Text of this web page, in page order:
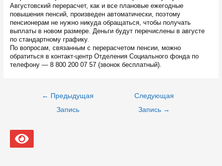
Августовский перерасчет, как и все плановые ежегодные
повышения пенсий, произведен автоматически, поэтому
пенсионерам не нужно никуда обращаться, чтобы получать
выплаты в новом размере. Деньги будут перечислены в августе
по стандартному графику.
По вопросам, связанным с перерасчетом пенсии, можно
обратиться в контакт-центр Отделения Социального фонда по
телефону — 8 800 200 07 57 (звонок бесплатный).
Навигация
← Предыдущая
Запись
Следующая
Запись →